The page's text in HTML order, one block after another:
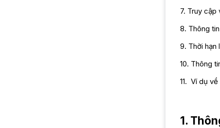
7. Truy cập
8. Thông
9. Thời hạn
10. Thông
11. Ví dụ
1.